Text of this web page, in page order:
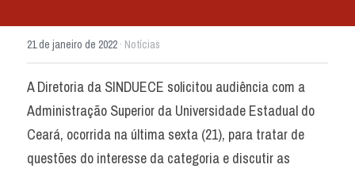
21 de janeiro de 2022 · Notícias
A Diretoria da SINDUECE solicitou audiência com a
Administração Superior da Universidade Estadual do
Ceará, ocorrida na última sexta (21), para tratar de
questões do interesse da categoria e discutir as